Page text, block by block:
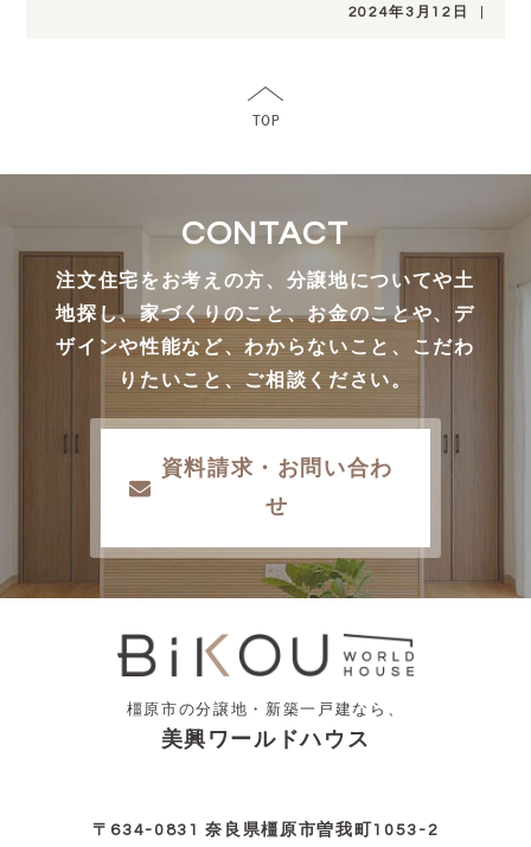
2024年3月12日
CONTACT
注文住宅をお考えの方、分譲地についてや土
地探し、家づくりのこと、お金のことや、デ
ザインや性能など、わからないこと、こだわ
りたいこと、ご相談ください。
資料請求・お問い合わ
せ
橿原市の分譲地・新築一戸建なら、
美興ワールドハウス
〒634-0831 奈良県橿原市曽我町1053-2